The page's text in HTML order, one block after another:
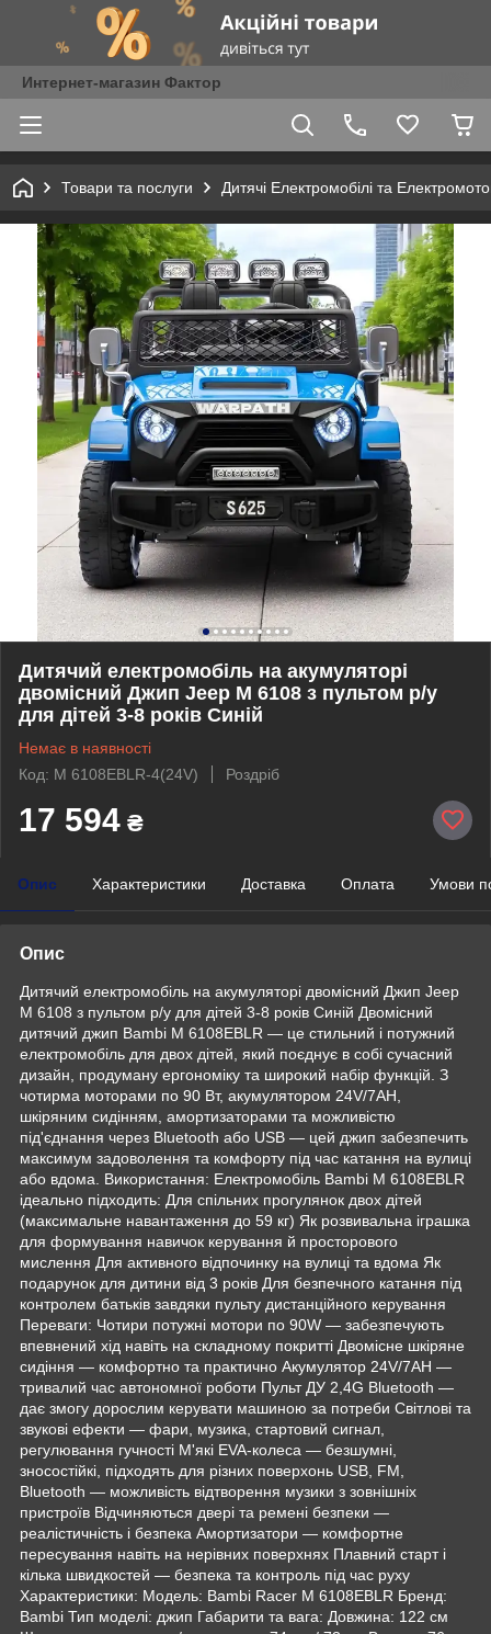
Интернет-магазин Фактор
Товари та послуги Дитячі Електромобілі та
Дитячий електромобіль на акумуляторі
двомісний Джип Jeep M 6108 з пультом р/у
для дітей 3-8 років Синій
Немає в наявності
Код: M 6108EBLR-4(24V)
Роздріб
17 594 ₴
Опис Характеристики Доставка Оплата Умови
Опис
Дитячий електромобіль на акумуляторі двомісний Джип Jeep
M 6108 з пультом р/у для дітей 3-8 років Синій Двомісний
дитячий джип Bambi M 6108EBLR — це стильний і потужний
електромобіль для двох дітей, який поєднує в собі сучасний
дизайн, продуману ергономіку та широкий набір функцій. З
чотирма моторами по 90 Вт, акумулятором 24V/7AH,
шкіряним сидінням, амортизаторами та можливістю
під'єднання через Bluetooth або USB — цей джип забезпечить
максимум задоволення та комфорту під час катання на вулиці
або вдома. Використання: Електромобіль Bambi M 6108EBLR
ідеально підходить: Для спільних прогулянок двох дітей
(максимальне навантаження до 59 кг) Як розвивальна іграшка
для формування навичок керування й просторового
мислення Для активного відпочинку на вулиці та вдома Як
подарунок для дитини від 3 років Для безпечного катання під
контролем батьків завдяки пульту дистанційного керування
Переваги: Чотири потужні мотори по 90W — забезпечують
впевнений хід навіть на складному покритті Двомісне шкіряне
сидіння — комфортно та практично Акумулятор 24V/7AH —
тривалий час автономної роботи Пульт ДУ 2,4G Bluetooth —
дає змогу дорослим керувати машиною за потреби Світлові та
звукові ефекти — фари, музика, стартовий сигнал,
регулювання гучності М'які EVA-колеса — безшумні,
зносостійкі, підходять для різних поверхонь USB, FM,
Bluetooth — можливість відтворення музики з зовнішніх
пристроїв Відчиняються двері та ремені безпеки —
реалістичність і безпека Амортизатори — комфортне
пересування навіть на нерівних поверхнях Плавний старт і
кілька швидкостей — безпека та контроль під час руху
Характеристики: Модель: Bambi Racer M 6108EBLR Бренд:
Bambi Тип моделі: джип Габарити та вага: Довжина: 122 см